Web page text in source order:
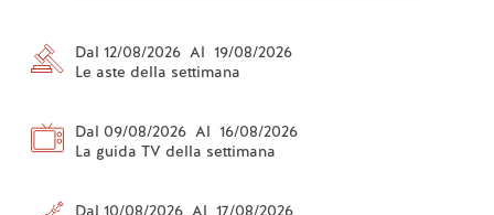
Dal 12/08/2026 Al 19/08/2026
Le aste della settimana
Dal 09/08/2026 Al 16/08/2026
La guida TV della settimana